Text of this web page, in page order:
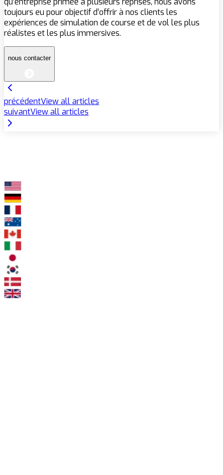
toujours eu pour objectif d’offrir à nos clients les
expériences de simulation de course et de vol les plus
réalistes et les plus immersives.
nous contacter
précédentView all articles
suivantView all articles